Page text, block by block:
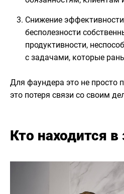
Снижение
бесполезности
продуктивности,
с задачами, которые
Для фаундера это не просто
это потеря связи со своим
Кто находится в